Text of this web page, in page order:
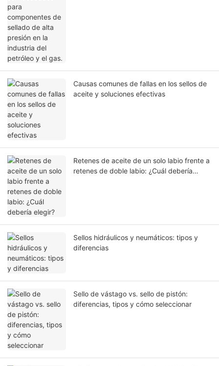
Causas comunes de fallas en los sellos de
aceite y soluciones efectivas
Retenes de aceite de un solo labio frente a
retenes de doble labio: ¿Cuál debería
Sellos hidráulicos y neumáticos: tipos y
diferencias
Sello de vástago vs. sello de pistón:
diferencias, tipos y cómo seleccionar